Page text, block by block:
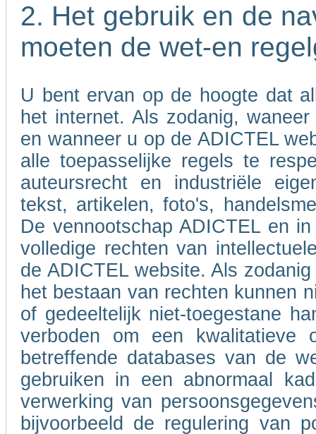
2. Het gebruik en de
moeten de wet-en
U bent ervan op de hoogte dat
het internet. Als zodanig,
en wanneer u op de ADICTEL
alle toepasselijke regels te
auteursrecht en industriële
tekst, artikelen, foto's,
De vennootschap ADICTEL en
volledige rechten van
de ADICTEL website. Als
het bestaan van rechten kunnen
of gedeeltelijk niet-toegestane
verboden om een
betreffende databases van de
gebruiken in een abnormaal
verwerking van
bijvoorbeeld de regulering van